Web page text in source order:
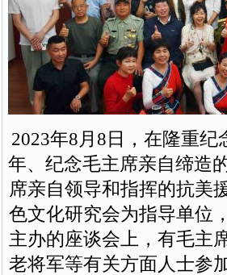
2023年8月8日，在隆重
年、纪念毛主席亲自缔造
席亲自领导和指挥的抗美
色文化研究会为指导单位
主办的座谈会上，有毛主
老将军等有关方面人士参